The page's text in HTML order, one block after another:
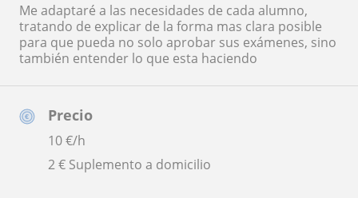
Precio
10€/h
2 € Suplemento a domicilio
Me adaptaré a las necesidades de cada alumno,
tratando de explicar de la forma mas clara posible
para que pueda no solo aprobar sus exámenes, sino
también entender lo que esta haciendo